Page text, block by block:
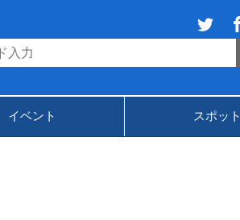
イベント スポット